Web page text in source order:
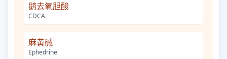
鹅去氧胆酸
CDCA
麻黄碱
Ephedrine